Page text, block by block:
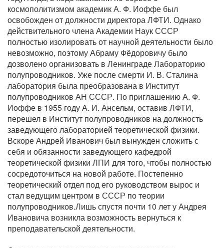
космополитизмом академик А. Ф. Иоффе был
освобожден от должности директора ЛФТИ. Однако
действительного члена Академии Наук СССР
полностью изолировать от научной деятельности было
невозможно, поэтому Абраму Фёдоровичу было
дозволено организовать в Ленинграде Лабораторию
полупроводников. Уже после смерти И. В. Сталина
лаборатория была преобразована в Институт
полупроводников АН СССР. По приглашению А. Ф.
Иоффе в 1955 году А. И. Ансельм, оставив ЛФТИ,
перешел в Институт полупроводников на должность
заведующего лабораторией теоретической физики.
Вскоре Андрей Иванович был вынужден сложить с
себя и обязанности заведующего кафедрой
теоретической физики ЛПИ для того, чтобы полностью
сосредоточиться на новой работе. Постепенно
теоретический отдел под его руководством вырос и
стал ведущим центром в СССР по теории
полупроводников.Лишь спустя почти 10 лет у Андрея
Ивановича возникла возможность вернуться к
преподавательской деятельности.